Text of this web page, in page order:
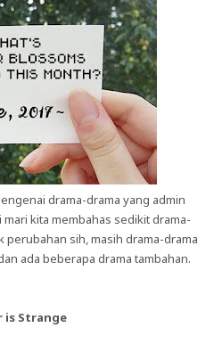
drama-drama yang admin
kita membahas sedikit drama-
perubahan sih, masih drama-drama
ada beberapa drama tambahan.
is Strange